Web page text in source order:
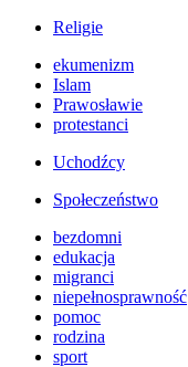
Religie
ekumenizm
Islam
Prawosławie
protestanci
Uchodźcy
Społeczeństwo
bezdomni
edukacja
migranci
niepełnosprawność
pomoc
rodzina
sport